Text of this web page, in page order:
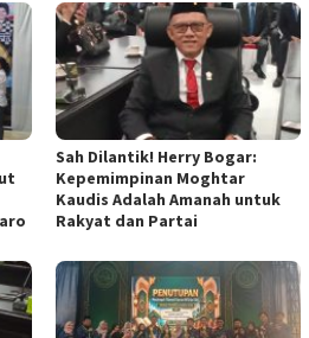
Sah Dilantik! Herry Bogar:
Kepemimpinan Moghtar
Kaudis Adalah Amanah untuk
Rakyat dan Partai